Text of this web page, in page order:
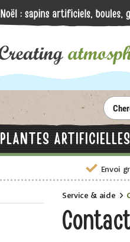
PLANTES ARTIFICIELLES
Envoi
Service & aide